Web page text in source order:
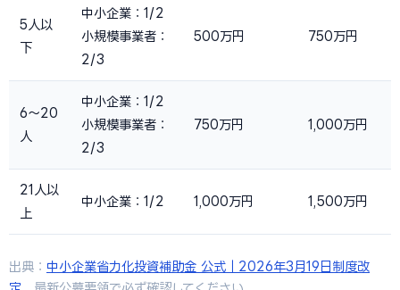
5人以
下
中小企業：1/2
小規模事業者：
2/3
500万円 750万円
6〜20
人
中小企業：1/2
小規模事業者：
2/3
750万円 1,000万円
21人以
上
中小企業：1/2 1,000万円 1,500万円
出典： 中小企業省力化投資補助金 公式｜2026年3月19日制度改